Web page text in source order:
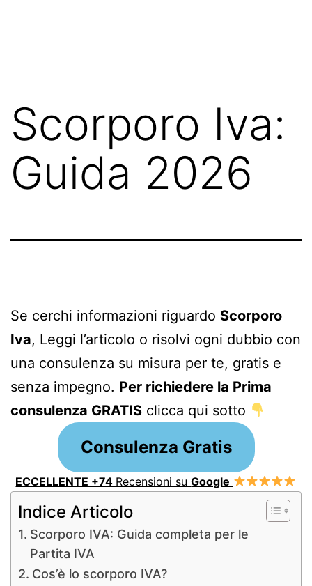
Scorporo Iva:
Guida 2026
Se cerchi informazioni riguardo Scorporo
Iva, Leggi l’articolo o risolvi ogni dubbio con
una consulenza su misura per te, gratis e
senza impegno. Per richiedere la Prima
consulenza GRATIS clicca qui sotto
Consulenza Gratis
ECCELLENTE +74 Recensioni suGoogle
Indice Articolo
Scorporo IVA: Guida completa per le
Partita IVA
Cos’è lo scorporo IVA?